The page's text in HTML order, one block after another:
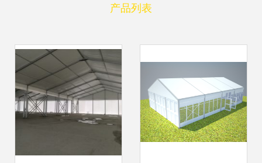
产品列表